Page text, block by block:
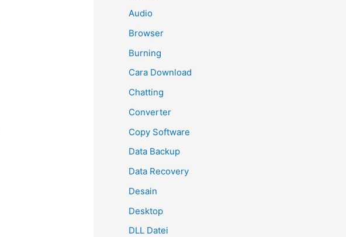
Audio
Browser
Burning
Cara Download
Chatting
Converter
Copy Software
Data Backup
Data Recovery
Desain
Desktop
DLL Datei